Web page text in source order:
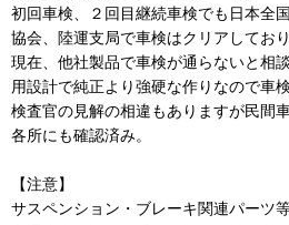
初回車検、２回目継続車検でも日本全
協会、陸運支局で車検はクリアしており
現在、他社製品で車検が通らないと相
用設計で純正より強硬な作りなので車
検査官の見解の相違もありますが民間
各所にも確認済み。
【注意】
サスペンション・ブレーキ関連パーツ